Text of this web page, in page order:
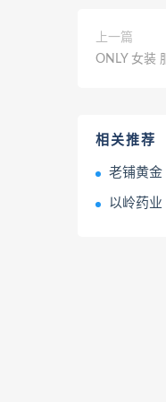
上一篇
ONLY 女装
相关推荐
老铺黄金
以岭药业